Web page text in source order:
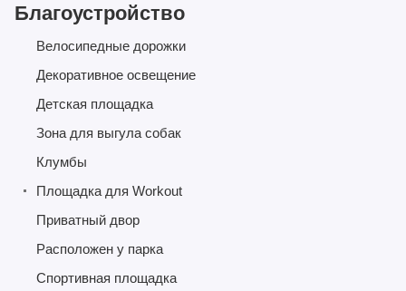
Благоустройство
Велосипедные дорожки
Декоративное освещение
Детская площадка
Зона для выгула собак
Клумбы
Площадка для Workout
Приватный двор
Расположен у парка
Спортивная площадка